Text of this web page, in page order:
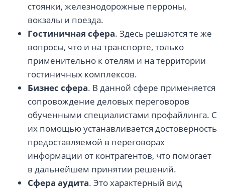
стоянки, железнодорожные перроны,
вокзалы и поезда.
Гостиничная сфера. Здесь решаются те же
вопросы, что и на транспорте, только
применительно к отелям и на территории
гостиничных комплексов.
Бизнес сфера. В данной сфере применяется
сопровождение деловых переговоров
обученными специалистами профайлинга. С
их помощью устанавливается достоверность
предоставляемой в переговорах
информации от контрагентов, что помогает
в дальнейшем принятии решений.
Сфера аудита. Это характерный вид